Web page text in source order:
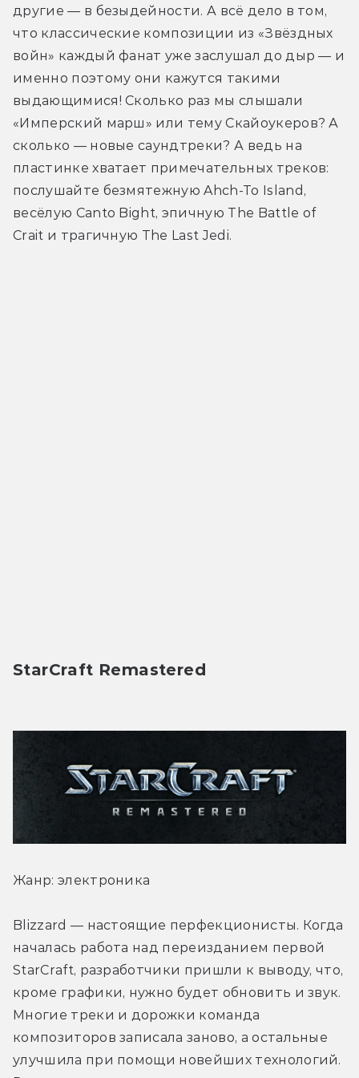
другие — в безыдейности. А всё дело в том,
что классические композиции из «Звёздных
войн» каждый фанат уже заслушал до дыр — и
именно поэтому они кажутся такими
выдающимися! Сколько раз мы слышали
«Имперский марш» или тему Скайоукеров? А
сколько — новые саундтреки? А ведь на
пластинке хватает примечательных треков:
послушайте безмятежную Ahch-To Island,
весёлую Canto Bight, эпичную The Battle of
Crait и трагичную The Last Jedi.
StarCraft Remastered
Жанр: электроника
Blizzard — настоящие перфекционисты. Когда
началась работа над переизданием первой
StarCraft, разработчики пришли к выводу, что,
кроме графики, нужно будет обновить и звук.
Многие треки и дорожки команда
композиторов записала заново, а остальные
улучшила при помощи новейших технологий.